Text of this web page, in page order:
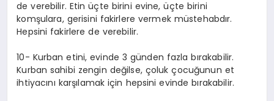
de verebilir. Etin üçte birini evine, üçte birini
komşulara, gerisini fakirlere vermek müstehabdır.
Hepsini fakirlere de verebilir.
10- Kurban etini, evinde 3 günden fazla bırakabilir.
Kurban sahibi zengin değilse, çoluk çocuğunun et
ihtiyacını karşılamak için hepsini evinde bırakabilir.